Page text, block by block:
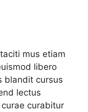
mus etiam
libero
blandit cursus
lectus
curabitur